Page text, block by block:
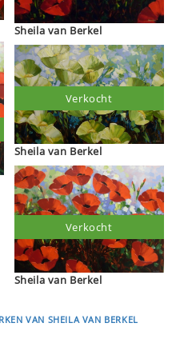
Sheila van Berkel
Sheila van Berkel
Verkocht
Sheila van Berkel
Verkocht
VAN SHEILA VAN BERKEL